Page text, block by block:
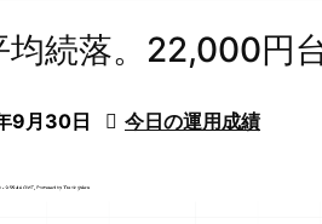
均続落。22,000円
9月30日  今日の運用成績